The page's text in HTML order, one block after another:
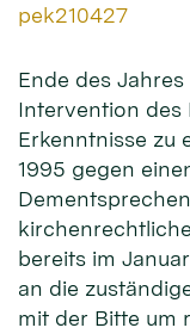
Von:
pek210427
Ende des
Intervention des
Erkenntnisse zu
1995 gegen
bereits im
an die
mit der Bitte um